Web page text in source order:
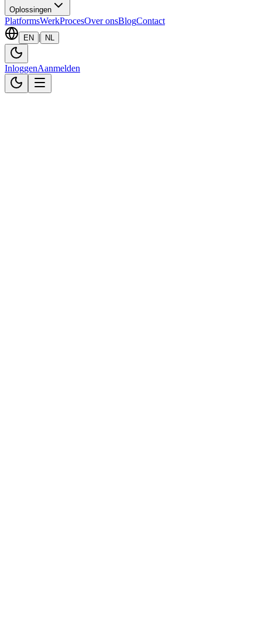
Oplossingen
PlatformsWerkProcesOver onsBlogContact
EN | NL
InloggenAanmelden